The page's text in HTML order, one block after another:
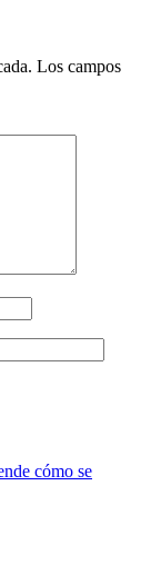
Los campos
cómo se